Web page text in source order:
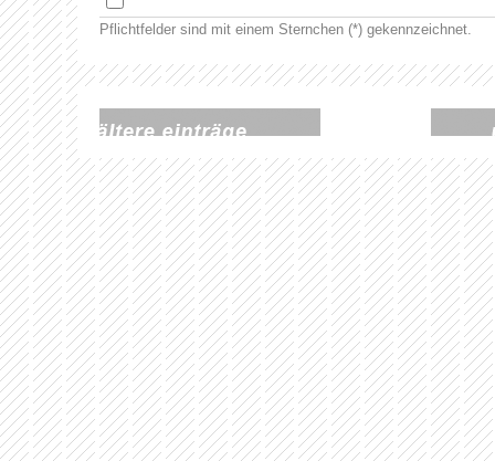
Pflichtfelder sind mit einem Sternchen (*) gekennzeichnet.